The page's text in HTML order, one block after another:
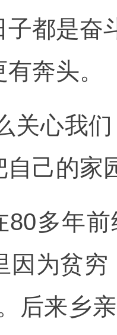
子都是奋
奔头。
关心我
己的家
80多年
因为贫
后来乡